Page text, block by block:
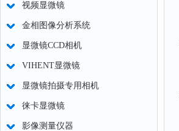
视频显微镜
金相图像分析系统
显微镜CCD相机
VIHENT显微镜
显微镜拍摄专用相机
徕卡显微镜
影像测量仪器